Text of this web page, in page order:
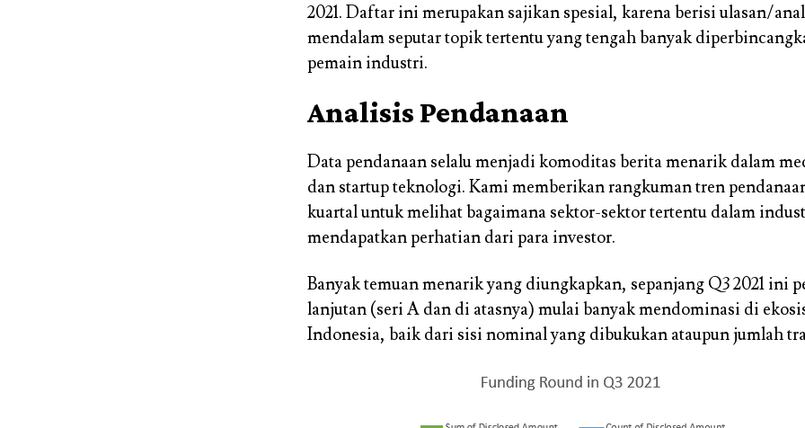
2021. Daftar ini merupakan sajikan spesial, karena berisi ulasan/
mendalam seputar topik tertentu yang tengah banyak
pemain industri.
Analisis Pendanaan
Data pendanaan selalu menjadi komoditas berita menarik dalam
dan startup teknologi. Kami memberikan rangkuman tren
kuartal untuk melihat bagaimana sektor-sektor tertentu dalam
mendapatkan perhatian dari para investor.
Banyak temuan menarik yang diungkapkan, sepanjang Q3 2021 ini
lanjutan (seri A dan di atasnya) mulai banyak mendominasi di
Indonesia, baik dari sisi nominal yang dibukukan ataupun jumlah